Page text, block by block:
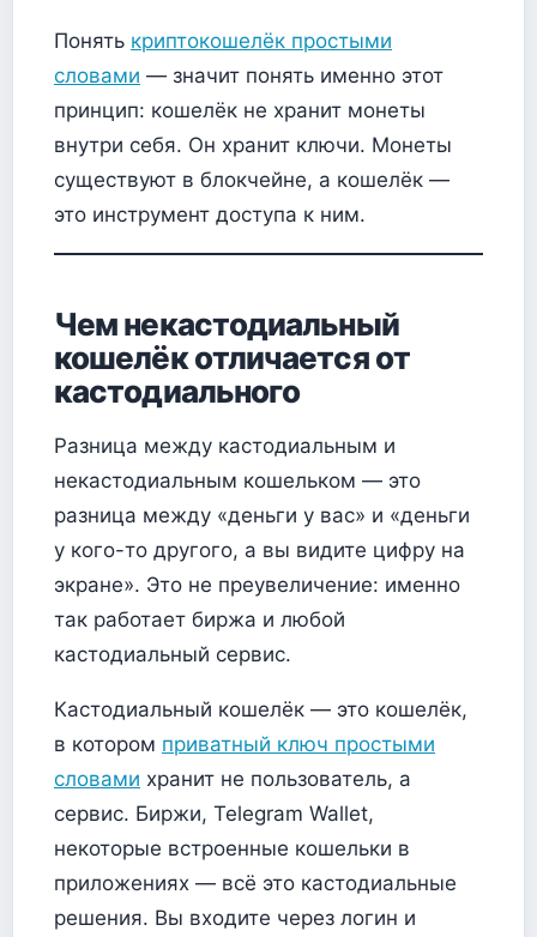
Понять криптокошелёк простыми
словами — значит понять именно этот
принцип: кошелёк не хранит монеты
внутри себя. Он хранит ключи. Монеты
существуют в блокчейне, а кошелёк —
это инструмент доступа к ним.
Чем некастодиальный
кошелёк отличается от
кастодиального
Разница между кастодиальным и
некастодиальным кошельком — это
разница между «деньги у вас» и «деньги
у кого-то другого, а вы видите цифру на
экране». Это не преувеличение: именно
так работает биржа и любой
кастодиальный сервис.
Кастодиальный кошелёк — это кошелёк,
в котором приватный ключ простыми
словами хранит не пользователь, а
сервис. Биржи, Telegram Wallet,
некоторые встроенные кошельки в
приложениях — всё это кастодиальные
решения. Вы входите через логин и